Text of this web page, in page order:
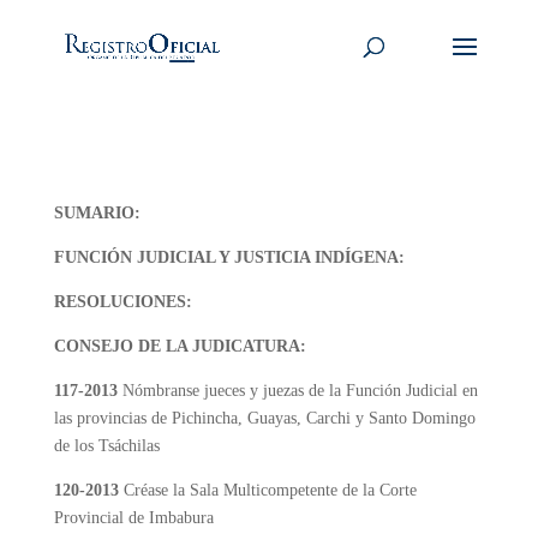
SUMARIO:
FUNCIÓN JUDICIAL Y JUSTICIA INDÍGENA:
RESOLUCIONES:
CONSEJO DE LA JUDICATURA:
117-2013Nómbranse jueces y juezas de la Función Judicial en
las provincias de Pichincha, Guayas, Carchi y Santo Domingo
de los Tsáchilas
120-2013Créase la Sala Multicompetente de la Corte
Provincial de Imbabura